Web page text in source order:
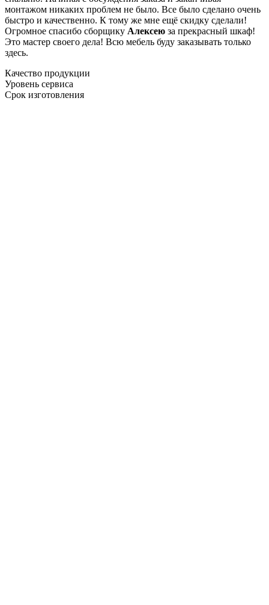
монтажом никаких проблем не было. Все было сделано очень
быстро и качественно. К тому же мне ещё скидку сделали!
Огромное спасибо сборщику Алексею за прекрасный шкаф!
Это мастер своего дела! Всю мебель буду заказывать только
здесь.
Качество продукции
Уровень сервиса
Срок изготовления